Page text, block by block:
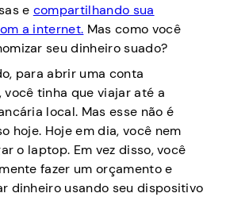
e compartilhando sua
a internet. Mas como você
seu dinheiro suado?
para abrir uma conta
você tinha que viajar até a
local. Mas esse não é
hoje. Hoje em dia, você nem
o laptop. Em vez disso, você
fazer um orçamento e
dinheiro usando seu dispositivo